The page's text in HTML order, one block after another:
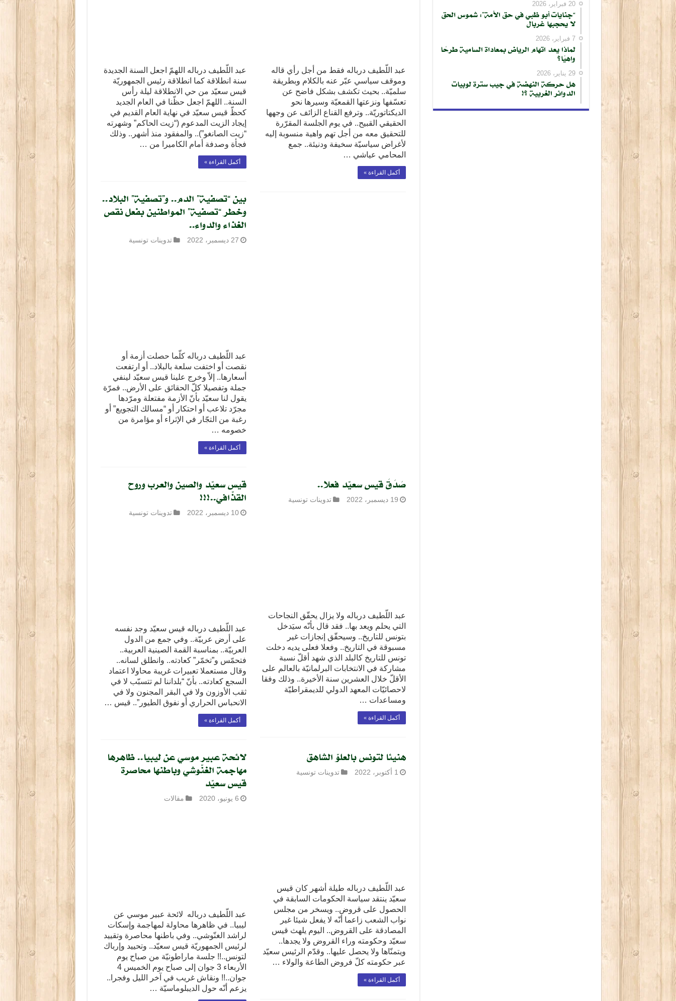
عبد اللّطيف درباله فقط من أجل رأي قاله
وموقف سياسي عبّر عنه بالكلام وبطريقة
سلميّة.. بحيث تكشف بشكل فاضح عن
تعسّفها ونزعتها القمعيّة وسيرها نحو
الديكتاتوريّة.. وترفع القناع الزائف عن وجهها
الحقيقي القبيح.. في يوم الجلسة المقرّرة
للتحقيق معه من أجل تهم واهية منسوبة إليه
لأغراض سياسيّة سخيفة ودنيئة.. جمع
المحامي عياشي …
أكمل القراءة »
عبد اللّطيف درباله اللهمّ اجعل السنة الجديدة
سنة انطلاقة كما انطلاقة رئيس الجمهوريّة
قيس سعيّد من حي الانطلاقة ليلة رأس
السنة.. اللهمّ اجعل حظّنا في العام الجديد
كحظّ قيس سعيّد في نهاية العام القديم في
إيجاد الزيت المدعوم (“زيت الحاكم” وشهرته
“زيت الصانغو”).. والمفقود منذ أشهر.. وذلك
فجأة وصدفة أمام الكاميرا من …
أكمل القراءة »
بين “تصفية” الدم.. و”تصفية” البلاد..
وخطر “تصفية” المواطنين بفعل نقص
الغذاء والدواء..
27 ديسمبر، 2022 تدوينات تونسية
عبد اللّطيف درباله كلّما حصلت أزمة أو
نقصت أو اختفت سلعة بالبلاد.. أو ارتفعت
أسعارها.. إلاّ وخرج علينا قيس سعيّد لينفي
جملة وتفصيلا كلّ الحقائق على الأرض.. فمرّة
يقول لنا سعيّد بأنّ الأزمة مفتعلة ومرّدها
مجرّد تلاعب أو احتكار أو “مسالك التجويع” أو
رغبة من التجّار في الإثراء أو مؤامرة من
خصومه …
أكمل القراءة »
صَدَقَ قيس سعيّد فعلا..
19 ديسمبر، 2022 تدوينات تونسية
عبد اللّطيف درباله ولا يزال يحقّق النجاحات
التي يحلم ويعد بها.. فقد قال بأنّه سيَدخل
بتونس للتاريخ.. وسيحقّق إنجازات غير
مسبوقة في التاريخ.. وفعلا فعلى يديه دخلت
تونس للتاريخ كالبلد الذي شهد أقلّ نسبة
مشاركة في الانتخابات البرلمانيّة بالعالم على
الأقلّ خلال العشرين سنة الأخيرة.. وذلك وفقا
لاحصائيّات المعهد الدولي للديمقراطيّة
ومساعدات …
أكمل القراءة »
قيس سعيّد والصين والعرب وروح
القذّافي..!!!
10 ديسمبر، 2022 تدوينات تونسية
عبد اللّطيف درباله قيس سعيّد وجد نفسه
على أرض عربيّة.. وفي جمع من الدول
العربيّة.. بمناسبة القمة الصينية العربية..
فتحمّس و”تخمّر” كعادته.. وانطلق لسانه..
وقال مستعملا تعبيرات غريبة محاولا اعتماد
السجع كعادته.. بأنّ “بلداننا لم تتسبّب لا في
ثقب الأوزون ولا في البقر المجنون ولا في
الانحباس الحراري أو نفوق الطيور”.. قيس …
أكمل القراءة »
هنيئا لتونس بالعلوّ الشاهق
1 أكتوبر، 2022 تدوينات تونسية
عبد اللّطيف درباله طيلة أشهر كان قيس
سعيّد ينتقد سياسة الحكومات السابقة في
الحصول على قروض.. ويسخر من مجلس
نواب الشعب زاعما أنّه لا يفعل شيئا غير
المصادقة على القروض.. اليوم يلهث قيس
سعيّد وحكومته وراء القروض ولا يجدها..
ويتمنّاها ولا يحصل عليها.. وقدّم الرئيس سعيّد
عبر حكومته كلّ فروض الطاعة والولاء …
أكمل القراءة »
لائحة عبير موسي عن ليبيا.. ظاهرها
مهاجمة الغنّوشي وباطنها محاصرة
قيس سعيّد
6 يونيو، 2020 مقالات
عبد اللّطيف درباله لائحة عبير موسي عن
ليبيا.. في ظاهرها محاولة لمهاجمة وإسكات
لراشد الغنّوشي.. وفي باطنها محاصرة وتقييد
لرئيس الجمهوريّة قيس سعيّد.. وتحييد وإرباك
لتونس..!! جلسة ماراطونيّة من صباح يوم
الأربعاء 3 جوان إلى صباح يوم الخميس 4
جوان..!! ونقاش غريب في آخر الليل وفجرا..
يزعم أنّه حول الديبلوماسيّة …
20 فبراير، 2026
“جنايات أبو ظبي في حق الأمة”: شموس الحق
لا يحجبها غربال
7 فبراير، 2026
لماذا يعد اتهام الرياض بمعاداة السامية طرحًا
واهيًا؟
29 يناير، 2026
هل حركة النهضة في جيب سترة لوبيات
الدوائر الغربية ؟!